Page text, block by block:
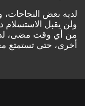
لديه بعض النجاحات،
ولن يقبل الاستسلام
من أي وقت مضى،
أخرى، حتى تستمتع